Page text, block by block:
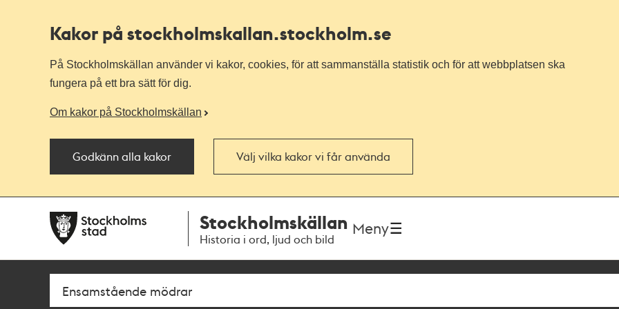
Kakor på stockholmskallan.stockholm.se
På Stockholmskällan använder vi kakor, cookies, för att sammanställa statistik och för att webbplatsen ska
fungera på ett bra sätt för dig.
Om kakor på Stockholmskällan
Godkänn alla kakor Välj vilka kakor vi får använda
navigationen
huvudinnehållet
Stockholmskällan
Historia i ord, ljud och bild
Meny
Sök